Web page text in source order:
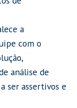
a
com o
análise de
ser assertivos e